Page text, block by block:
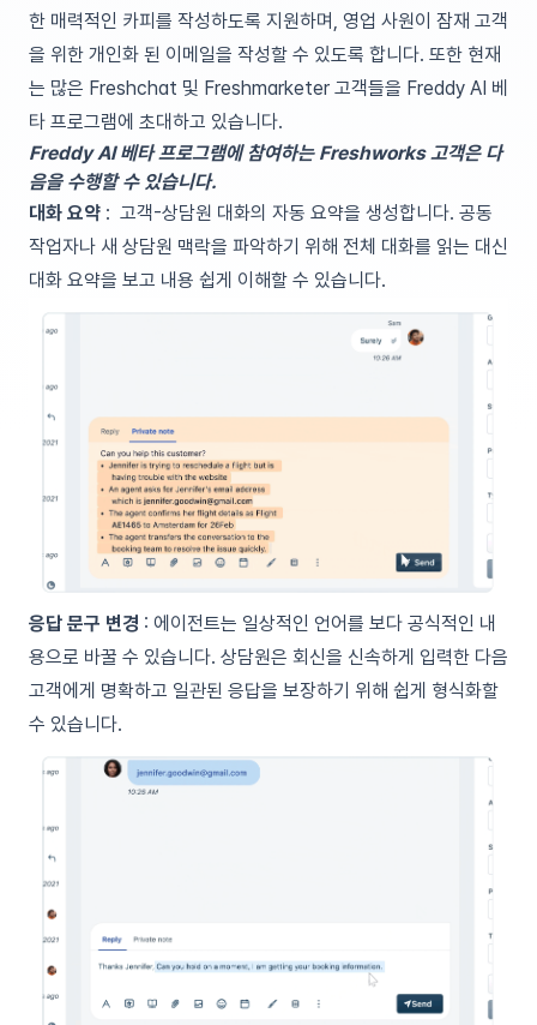
한 매력적인 카피를 작성하도록 지원하며, 영업 사원이 잠재 고객
을 위한 개인화 된 이메일을 작성할 수 있도록 합니다. 또한 현재
는 많은 Freshchat 및 Freshmarketer 고객들을 Freddy AI 베
타 프로그램에 초대하고 있습니다.
Freddy AI 베타 프로그램에 참여하는 Freshworks 고객은 다
음을 수행할 수 있습니다.
대화 요약 : 고객-상담원 대화의 자동 요약을 생성합니다. 공동
작업자나 새 상담원 맥락을 파악하기 위해 전체 대화를 읽는 대신
대화 요약을 보고 내용 쉽게 이해할 수 있습니다.
응답 문구 변경 : 에이전트는 일상적인 언어를 보다 공식적인 내
용으로 바꿀 수 있습니다. 상담원은 회신을 신속하게 입력한 다음
고객에게 명확하고 일관된 응답을 보장하기 위해 쉽게 형식화할
수 있습니다.